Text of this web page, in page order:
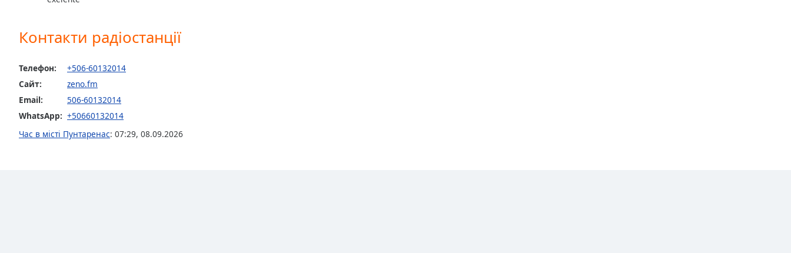
Color
Opacity
Контакти радіостанції
Телефон:
+506-60132014
Сайт:
zeno.fm
Email:
506-60132014
WhatsApp: +50660132014
Час в місті Пунтаренас: 07:29, 08.09.2026